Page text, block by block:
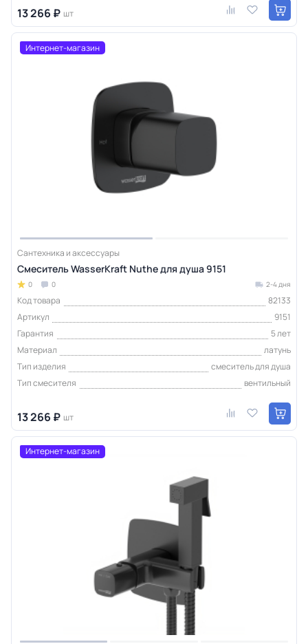
13 266 ₽ шт
Интернет-магазин
Сантехника и аксессуары
Смеситель WasserKraft Nuthe для душа 9151
0 0 2-4 дня
Код товара
82133
Артикул
9151
Гарантия
5 лет
Материал
латунь
Тип изделия
смеситель для душа
Тип смесителя
вентильный
13 266 ₽ шт
Интернет-магазин